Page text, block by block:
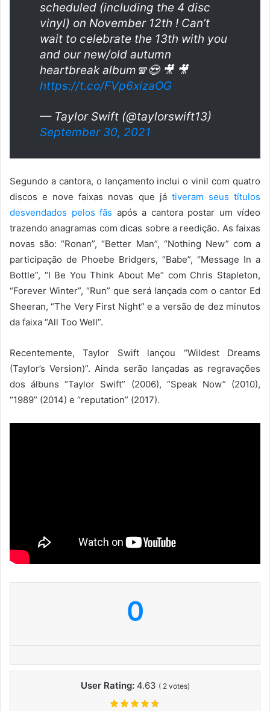
scheduled (including the 4 disc
vinyl) on November 12th ! Can’t
wait to celebrate the 13th with you
and our new/old autumn
heartbreak album🧣😍 🎥 🎥
https://t.co/FVp6xizaOG
— Taylor Swift (@taylorswift13)
September 30, 2021
Segundo a cantora, o lançamento inclui o vinil com quatro
discos e nove faixas novas que já tiveram seus títulos
desvendados pelos fãs após a cantora postar um vídeo
trazendo anagramas com dicas sobre a reedição. As faixas
novas são: “Ronan”, “Better Man”, “Nothing New” com a
participação de Phoebe Bridgers, “Babe”, “Message In a
Bottle”, “I Be You Think About Me” com Chris Stapleton,
“Forever Winter”, “Run” que será lançada com o cantor Ed
Sheeran, “The Very First Night” e a versão de dez minutos
da faixa “All Too Well”.
Recentemente, Taylor Swift lançou “Wildest Dreams
(Taylor’s Version)”. Ainda serão lançadas as regravações
dos álbuns “Taylor Swift” (2006), “Speak Now” (2010),
“1989” (2014) e “reputation” (2017).
0
User Rating: 4.63 ( 2votes)